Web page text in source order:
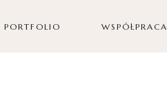
PORTFOLIO WSPÓŁPRACA